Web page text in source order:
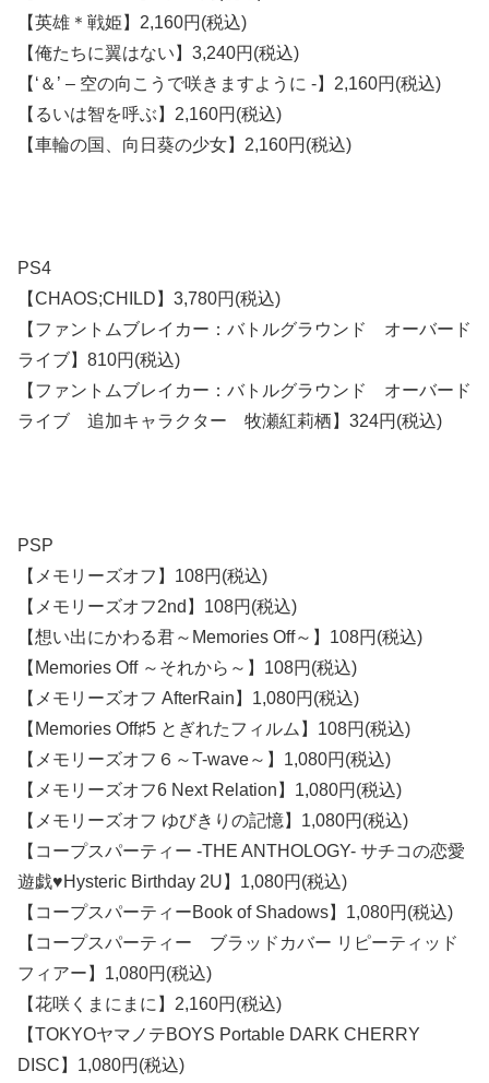
【英雄＊戦姫】2,160円(税込)
【俺たちに翼はない】3,240円(税込)
【‘＆’ – 空の向こうで咲きますように -】2,160円(税込)
【るいは智を呼ぶ】2,160円(税込)
【車輪の国、向日葵の少女】2,160円(税込)
PS4
【CHAOS;CHILD】3,780円(税込)
【ファントムブレイカー：バトルグラウンド オーバード
ライブ】810円(税込)
【ファントムブレイカー：バトルグラウンド オーバード
ライブ 追加キャラクター 牧瀬紅莉栖】324円(税込)
PSP
【メモリーズオフ】108円(税込)
【メモリーズオフ2nd】108円(税込)
【想い出にかわる君～Memories Off～】108円(税込)
【Memories Off ～それから～】108円(税込)
【メモリーズオフ AfterRain】1,080円(税込)
【Memories Off♯5 とぎれたフィルム】108円(税込)
【メモリーズオフ６～T-wave～】1,080円(税込)
【メモリーズオフ6 Next Relation】1,080円(税込)
【メモリーズオフ ゆびきりの記憶】1,080円(税込)
【コープスパーティー -THE ANTHOLOGY- サチコの恋愛
遊戯♥Hysteric Birthday 2U】1,080円(税込)
【コープスパーティーBook of Shadows】1,080円(税込)
【コープスパーティー ブラッドカバー リピーティッド
フィアー】1,080円(税込)
【花咲くまにまに】2,160円(税込)
【TOKYOヤマノテBOYS Portable DARK CHERRY
DISC】1,080円(税込)